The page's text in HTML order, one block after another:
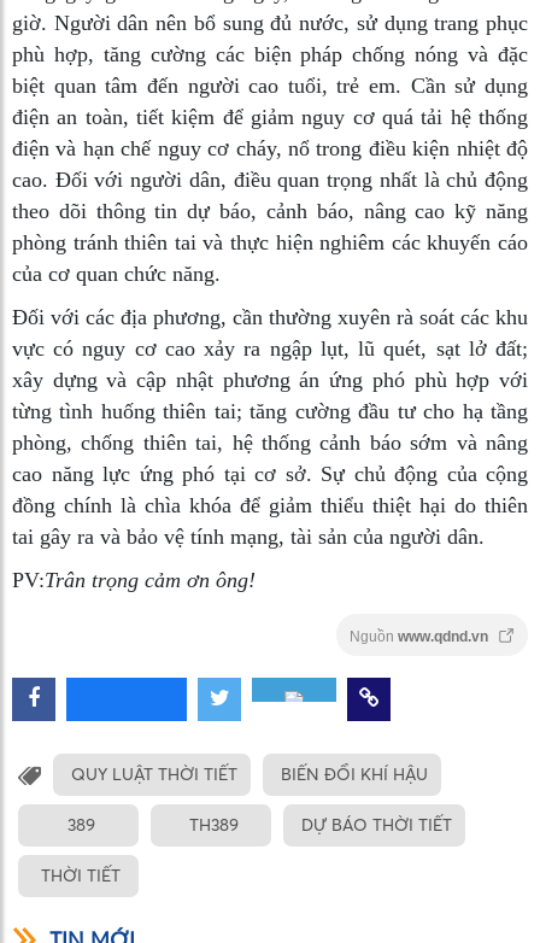
giờ. Người dân nên bổ sung đủ nước, sử dụng trang phục
phù hợp, tăng cường các biện pháp chống nóng và đặc
biệt quan tâm đến người cao tuổi, trẻ em. Cần sử dụng
điện an toàn, tiết kiệm để giảm nguy cơ quá tải hệ thống
điện và hạn chế nguy cơ cháy, nổ trong điều kiện nhiệt độ
cao. Đối với người dân, điều quan trọng nhất là chủ động
theo dõi thông tin dự báo, cảnh báo, nâng cao kỹ năng
phòng tránh thiên tai và thực hiện nghiêm các khuyến cáo
của cơ quan chức năng.
Đối với các địa phương, cần thường xuyên rà soát các khu
vực có nguy cơ cao xảy ra ngập lụt, lũ quét, sạt lở đất;
xây dựng và cập nhật phương án ứng phó phù hợp với
từng tình huống thiên tai; tăng cường đầu tư cho hạ tầng
phòng, chống thiên tai, hệ thống cảnh báo sớm và nâng
cao năng lực ứng phó tại cơ sở. Sự chủ động của cộng
đồng chính là chìa khóa để giảm thiểu thiệt hại do thiên
tai gây ra và bảo vệ tính mạng, tài sản của người dân.
PV:Trân trọng cảm ơn ông!
Nguồn www.qdnd.vn
QUY LUẬT THỜI TIẾT BIẾN ĐỔI KHÍ HẬU
389 TH389 DỰ BÁO THỜI TIẾT
THỜI TIẾT